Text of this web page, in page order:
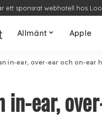
ett sponsrat webhotell hos
Allmänt Apple
in-ear, over-ear och on-ear
in-ear,